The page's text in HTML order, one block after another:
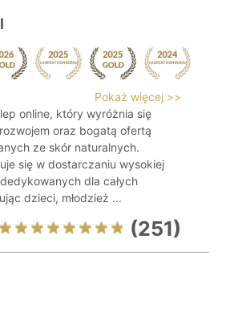
Pokaż więcej >>
online, który wyróżnia się
oraz bogatą ofertą
ze skór naturalnych.
się w dostarczaniu wysokiej
dla całych
dzieci, młodzież ...
(251)